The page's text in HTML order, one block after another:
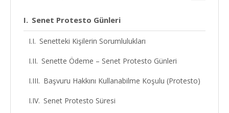
Senet Protesto Günleri
Senetteki Kişilerin Sorumlulukları
Senette Ödeme – Senet Protesto Günleri
Başvuru Hakkını Kullanabilme Koşulu (Protesto)
Senet Protesto Süresi